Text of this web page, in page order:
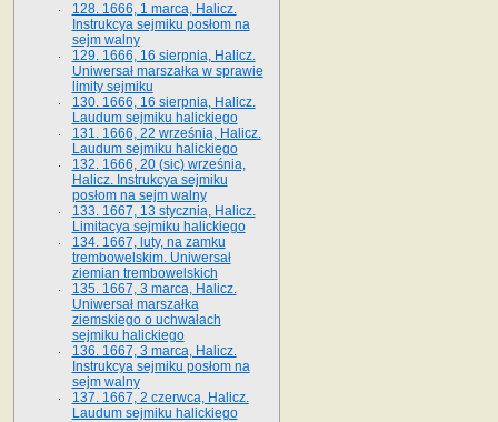
128. 1666, 1 marca, Halicz.
Instrukcya sejmiku posłom na
sejm walny
129. 1666, 16 sierpnia, Halicz.
Uniwersał marszałka w sprawie
limity sejmiku
130. 1666, 16 sierpnia, Halicz.
Laudum sejmiku halickiego
131. 1666, 22 września, Halicz.
Laudum sejmiku halickiego
132. 1666, 20 (sic) września,
Halicz. Instrukcya sejmiku
posłom na sejm walny
133. 1667, 13 stycznia, Halicz.
Limitacya sejmiku halickiego
134. 1667, luty, na zamku
trembowelskim. Uniwersał
ziemian trembowelskich
135. 1667, 3 marca, Halicz.
Uniwersał marszałka
ziemskiego o uchwałach
sejmiku halickiego
136. 1667, 3 marca, Halicz.
Instrukcya sejmiku posłom na
sejm walny
137. 1667, 2 czerwca, Halicz.
Laudum sejmiku halickiego